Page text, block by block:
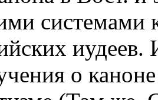
системами
иудеев.
о